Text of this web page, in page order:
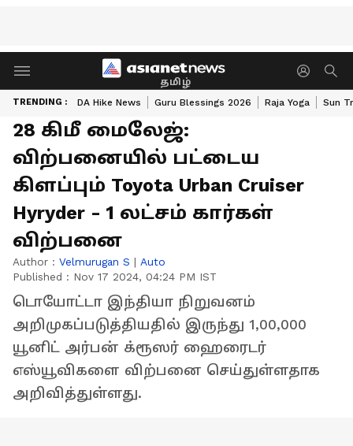
தமிழ்
TRENDING : DA Hike News Guru Blessings 2026 Raja Yoga Sun
28 கிமீ மைலேஜ்:
விற்பனையில் பட்டைய
கிளப்பும் Toyota Urban Cruiser
Hyryder - 1 லட்சம் கார்கள்
விற்பனை
Author : Velmurugan S | Auto
Published : Nov 17 2024, 04:24 PM IST
டொயோட்டா இந்தியா நிறுவனம்
அறிமுகப்படுத்தியதில் இருந்து 1,00,000
யூனிட் அர்பன் க்ரூஸர் ஹைரைடர்
எஸ்யூவிகளை விற்பனை செய்துள்ளதாக
அறிவித்துள்ளது.